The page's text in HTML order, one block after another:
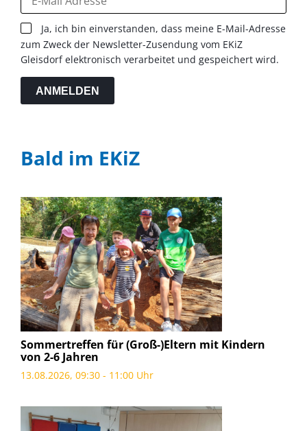
Ja, ich bin einverstanden, dass meine E-Mail-Adresse
zum Zweck der Newsletter-Zusendung vom EKiZ
Gleisdorf elektronisch verarbeitet und gespeichert wird.
ANMELDEN
Bald im EKiZ
Sommertreffen für (Groß-)Eltern mit Kindern
von 2-6 Jahren
13.08.2026, 09:30 - 11:00 Uhr